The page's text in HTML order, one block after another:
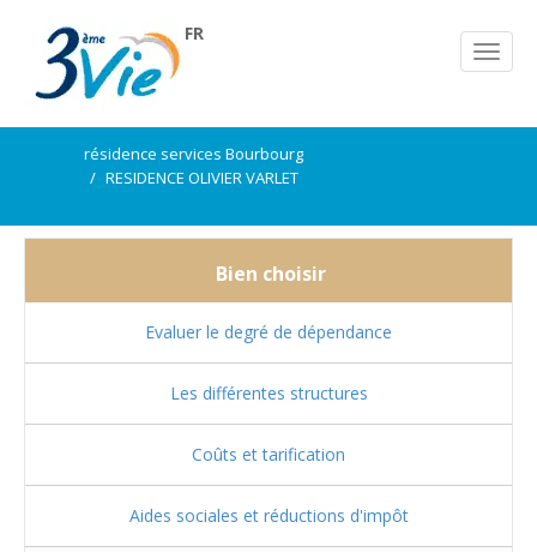
FR
résidence services Bourbourg
RESIDENCE OLIVIER VARLET
Bien choisir
Evaluer le degré de dépendance
Les différentes structures
Coûts et tarification
Aides sociales et réductions d'impôt